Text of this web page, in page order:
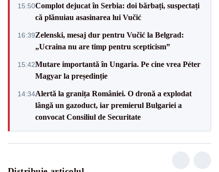
15:50Complot dejucat în Serbia: doi bărbați, suspectați
că plănuiau asasinarea lui Vučić
16:39Zelenski, mesaj dur pentru Vučić la Belgrad:
„Ucraina nu are timp pentru scepticism”
15:42Mutare importantă în Ungaria. Pe cine vrea Péter
Magyar la președinție
14:34Alertă la granița României. O dronă a explodat
lângă un gazoduct, iar premierul Bulgariei a
convocat Consiliul de Securitate